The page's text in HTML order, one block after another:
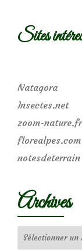
Sites
Natagora
Insectes.net
zoom-nature.fr
florealpes.com
notesdeterrain
Archives